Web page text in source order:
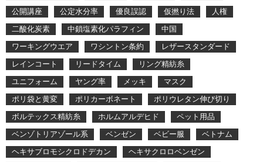
公開講座
公定水分率 優良誤認 仮撚り法
人権
二酸化炭素
中鎖塩素化パラフィン
中国
ワーキングウエア
ワシントン条約
レザースタンダード
レインコート
リードタイム
リング精紡糸
ユニフォーム
ヤング率 メッキ
マスク
ポリ袋と黄変
ポリカーボネート
ポリウレタン伸び切り
ボルテックス精紡糸
ホルムアルデヒド
ペット用品
ベンゾトリアゾール系
ベンゼン ベビー服
ベトナム
ヘキサブロモシクロドデカン
ヘキサクロロベンゼン